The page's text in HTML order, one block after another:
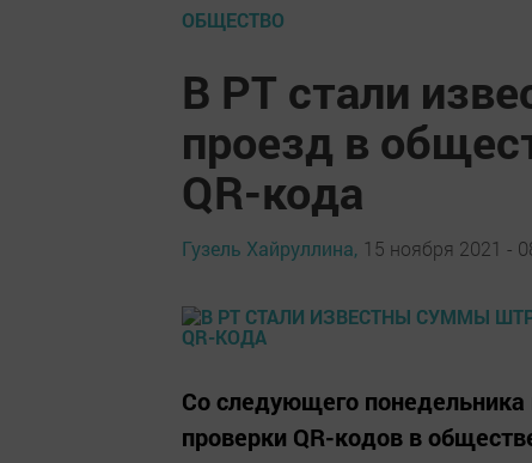
ОБЩЕСТВО
В РТ стали
проезд в
QR-кода
Гузель Хайруллина, 15 ноября 2021 -
Со следующего понедельника
проверки QR-кодов в